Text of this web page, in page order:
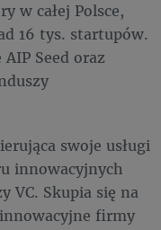
w całej Polsce,
16 tys. startupów.
Seed oraz
swoje usługi
innowacyjnych
VC. Skupia się na
firmy